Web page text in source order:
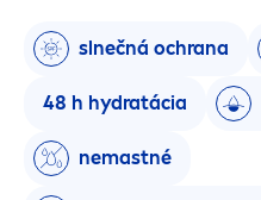
slnečná ochrana
48 h hydratácia
nemastné